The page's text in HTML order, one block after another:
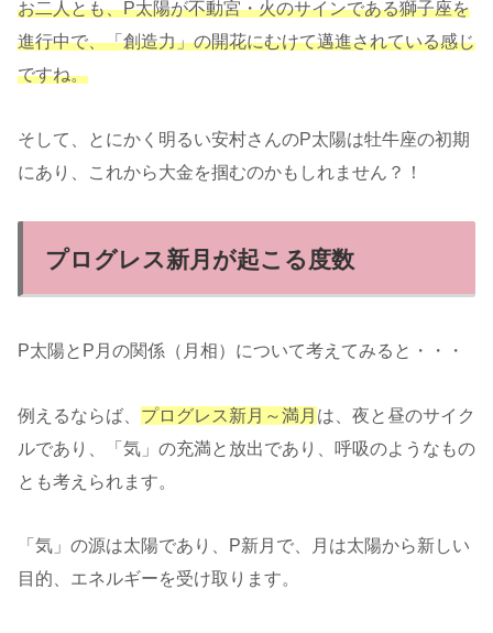
お二人とも、P太陽が不動宮・火のサインである獅子座を
進行中で、「創造力」の開花にむけて邁進されている感じ
ですね。
そして、とにかく明るい安村さんのP太陽は牡牛座の初期
にあり、これから大金を掴むのかもしれません？！
プログレス新月が起こる度数
P太陽とP月の関係（月相）について考えてみると・・・
例えるならば、 プログレス新月～満月 は、夜と昼のサイク
ルであり、「気」の充満と放出であり、呼吸のようなもの
とも考えられます。
「気」の源は太陽であり、P新月で、月は太陽から新しい
目的、エネルギーを受け取ります。